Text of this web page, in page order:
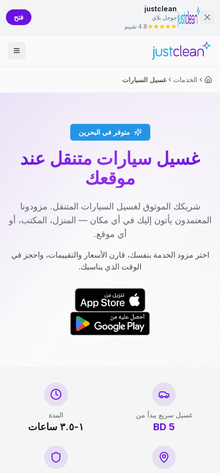
justclean
جوجل بلاي
4.8 تقييم
فتح
الخدمات غسيل السيارات
متوفر في البحرين
غسيل سيارات متنقل عند
موقعك
شريكك الموثوق لغسيل السيارات المتنقل. مزودونا
المعتمدون يأتون إليك في أي مكان — المنزل، المكتب، أو
أي موقع.
اختر مزود الخدمة بنفسك، قارن الأسعار والتقييمات، واحجز في
الوقت الذي يناسبك.
غسيل سريع يبدأ من
5
BD
المدة
١-٣.٥ ساعات